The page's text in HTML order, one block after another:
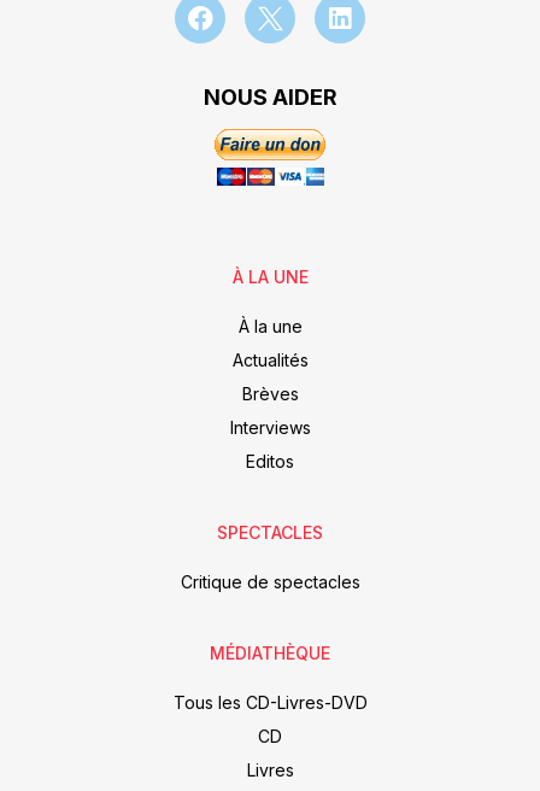
NOUS AIDER
À LA UNE
À la une
Actualités
Brèves
Interviews
Editos
SPECTACLES
Critique de spectacles
MÉDIATHÈQUE
Tous les CD-Livres-DVD
CD
Livres